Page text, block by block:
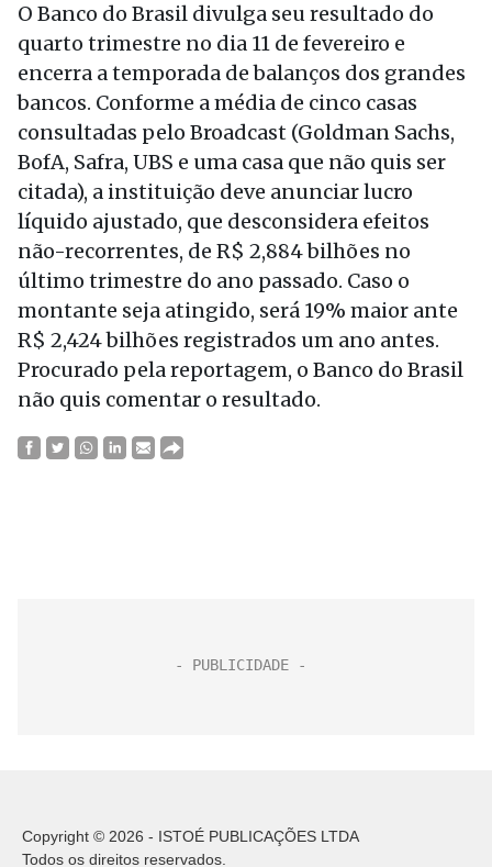
O Banco do Brasil divulga seu resultado do
quarto trimestre no dia 11 de fevereiro e
encerra a temporada de balanços dos grandes
bancos. Conforme a média de cinco casas
consultadas pelo Broadcast (Goldman Sachs,
BofA, Safra, UBS e uma casa que não quis ser
citada), a instituição deve anunciar lucro
líquido ajustado, que desconsidera efeitos
não-recorrentes, de R$ 2,884 bilhões no
último trimestre do ano passado. Caso o
montante seja atingido, será 19% maior ante
R$ 2,424 bilhões registrados um ano antes.
Procurado pela reportagem, o Banco do Brasil
não quis comentar o resultado.
Copyright © 2026 - ISTOÉ PUBLICAÇÕES LTDA
Todos os direitos reservados.